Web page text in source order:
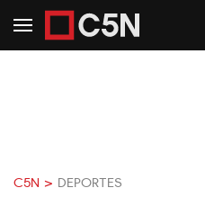
C5N > DEPORTES